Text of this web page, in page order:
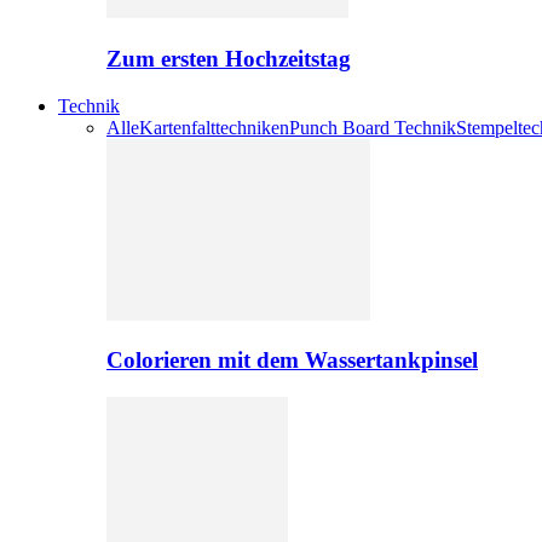
Zum ersten Hochzeitstag
Technik
AlleKartenfalttechnikenPunch Board Technik
Colorieren mit dem Wassertankpinsel